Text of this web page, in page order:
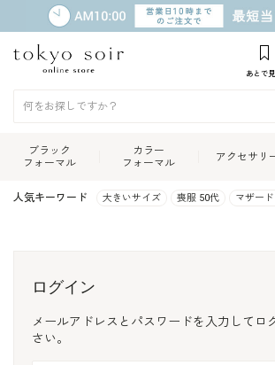
あとで
ブラック
フォーマル
カラー
フォーマル
アクセサリ
人気キーワード 大きいサイズ 喪服 50代 マザー
ログイン
メールアドレスとパスワードを入力してロ
さい。